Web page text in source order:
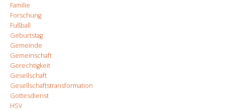
Familie
Forschung
Fußball
Geburtstag
Gemeinde
Gemeinschaft
Gerechtigkeit
Gesellschaft
Gesellschaftstransformation
Gottesdienst
HSV